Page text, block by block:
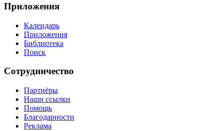
Приложения
Календарь
Приложения
Библиотека
Поиск
Сотрудничество
Партнёры
Наши ссылки
Помощь
Благодарности
Реклама